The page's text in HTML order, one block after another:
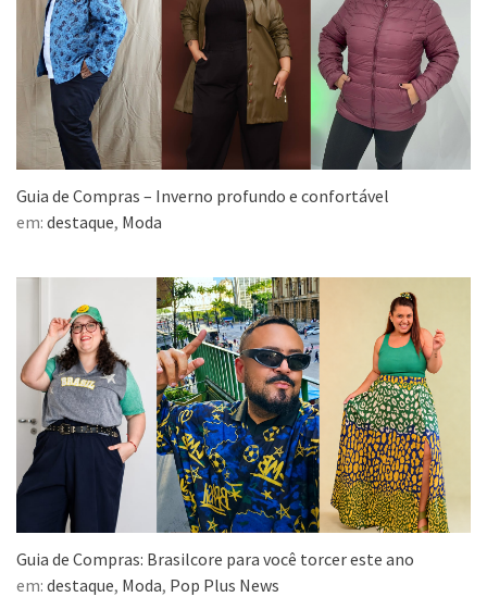
Guia de Compras – Inverno profundo e confortável
em: destaque, Moda
Guia de Compras: Brasilcore para você torcer este ano
em: destaque, Moda, Pop Plus News